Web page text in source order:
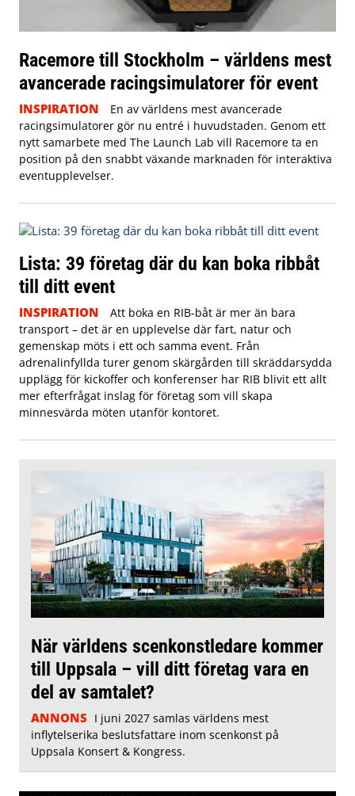
Racemore till Stockholm – världens mest
avancerade racingsimulatorer för event
INSPIRATION
En av världens mest avancerade
racingsimulatorer gör nu entré i huvudstaden. Genom ett
nytt samarbete med The Launch Lab vill Racemore ta en
position på den snabbt växande marknaden för interaktiva
eventupplevelser.
Lista: 39 företag där du kan boka ribbåt
till ditt event
INSPIRATION
Att boka en RIB-båt är mer än bara
transport – det är en upplevelse där fart, natur och
gemenskap möts i ett och samma event. Från
adrenalinfyllda turer genom skärgården till skräddarsydda
upplägg för kickoffer och konferenser har RIB blivit ett allt
mer efterfrågat inslag för företag som vill skapa
minnesvärda möten utanför kontoret.
När världens scenkonstledare kommer
till Uppsala – vill ditt företag vara en
del av samtalet?
ANNONS I juni 2027 samlas världens mest
inflytelserika beslutsfattare inom scenkonst på
Uppsala Konsert & Kongress.